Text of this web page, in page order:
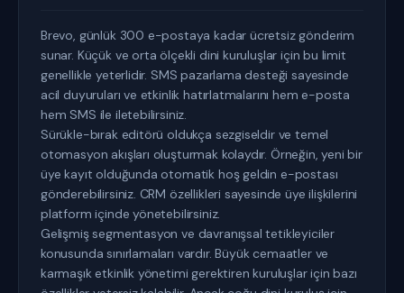
Brevo, günlük 300 e-postaya kadar ücretsiz gönderim
sunar. Küçük ve orta ölçekli dini kuruluşlar için bu limit
genellikle yeterlidir. SMS pazarlama desteği sayesinde
acil duyuruları ve etkinlik hatırlatmalarını hem e-posta
hem SMS ile iletebilirsiniz.
Sürükle-bırak editörü oldukça sezgiseldir ve temel
otomasyon akışları oluşturmak kolaydır. Örneğin, yeni bir
üye kayıt olduğunda otomatik hoş geldin e-postası
gönderebilirsiniz. CRM özellikleri sayesinde üye ilişkilerini
platform içinde yönetebilirsiniz.
Gelişmiş segmentasyon ve davranışsal tetikleyiciler
konusunda sınırlamaları vardır. Büyük cemaatler ve
karmaşık etkinlik yönetimi gerektiren kuruluşlar için bazı